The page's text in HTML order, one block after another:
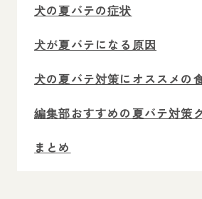
犬の夏バテの症状
犬が夏バテになる原因
犬の夏バテ対策にオススメの
編集部おすすめの夏バテ対策
まとめ